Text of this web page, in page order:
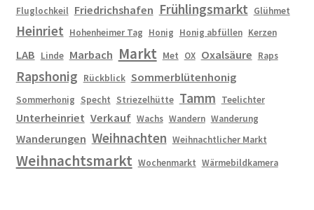
Fluglochkeil Friedrichshafen Frühlingsmarkt Glühmet
Heinriet Hohenheimer Tag Honig Honig abfüllen Kerzen
LAB Linde Marbach Markt Met OX Oxalsäure Raps
Rapshonig Rückblick Sommerblütenhonig
Sommerhonig Specht Striezelhütte Tamm Teelichter
Unterheinriet Verkauf Wachs Wandern Wanderung
Wanderungen Weihnachten Weihnachtlicher Markt
Weihnachtsmarkt Wochenmarkt Wärmebildkamera